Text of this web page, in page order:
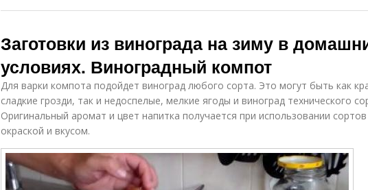
Заготовки из винограда на зиму в
условиях. Виноградный компот
Для варки компота подойдет виноград любого сорта. Это могут быть как
сладкие грозди, так и недоспелые, мелкие ягоды и виноград технического
Оригинальный аромат и цвет напитка получается при использовании
окраской и вкусом.